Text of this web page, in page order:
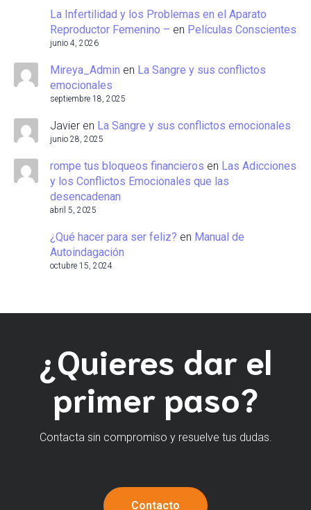
La Infertilidad y los Problemas en el Aparato
Reproductor Femenino – en Películas Conscientes
junio 4, 2026
Mireya_Admin en La Sangre y sus conflictos
emocionales
septiembre 18, 2025
Javier en La Sangre y sus conflictos emocionales
junio 28, 2025
rompe tus bloqueos financieros en Las Adicciones
y los Conflictos Emocionales que las
desencadenan
abril 5, 2025
¿Qué hacer para ser feliz? en Manual de
Autoindagación
octubre 15, 2024
¿Quieres dar el
primer paso?
Contacta sin compromiso y resuelve tus dudas.
Contacto